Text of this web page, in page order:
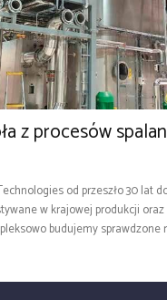
z procesów
od przeszło 30 lat
w krajowej produkcji
budujemy sprawdzone